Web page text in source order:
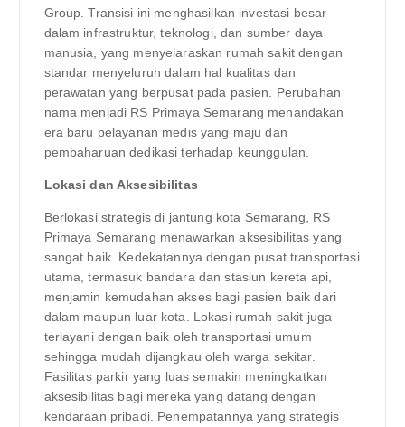
Group. Transisi ini menghasilkan investasi besar
dalam infrastruktur, teknologi, dan sumber daya
manusia, yang menyelaraskan rumah sakit dengan
standar menyeluruh dalam hal kualitas dan
perawatan yang berpusat pada pasien. Perubahan
nama menjadi RS Primaya Semarang menandakan
era baru pelayanan medis yang maju dan
pembaharuan dedikasi terhadap keunggulan.
Lokasi dan Aksesibilitas
Berlokasi strategis di jantung kota Semarang, RS
Primaya Semarang menawarkan aksesibilitas yang
sangat baik. Kedekatannya dengan pusat transportasi
utama, termasuk bandara dan stasiun kereta api,
menjamin kemudahan akses bagi pasien baik dari
dalam maupun luar kota. Lokasi rumah sakit juga
terlayani dengan baik oleh transportasi umum
sehingga mudah dijangkau oleh warga sekitar.
Fasilitas parkir yang luas semakin meningkatkan
aksesibilitas bagi mereka yang datang dengan
kendaraan pribadi. Penempatannya yang strategis